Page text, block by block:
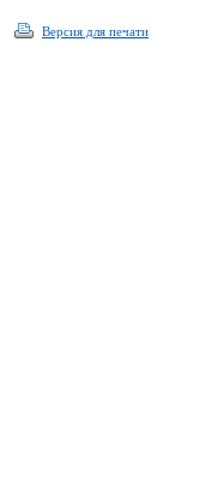
Версия для печати